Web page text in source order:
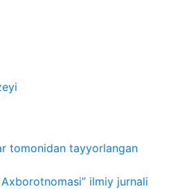
tomonidan tayyorlangan
ilmiy jurnali